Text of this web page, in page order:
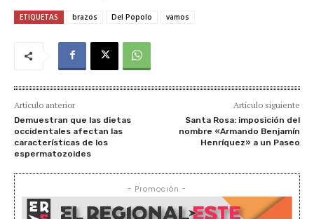
ETIQUETAS brazos Del Popolo vamos
Artículo anterior
Demuestran que las dietas
occidentales afectan las
características de los
espermatozoides
Artículo siguiente
Santa Rosa: imposición del
nombre «Armando Benjamín
Henríquez» a un Paseo
- Promoción -